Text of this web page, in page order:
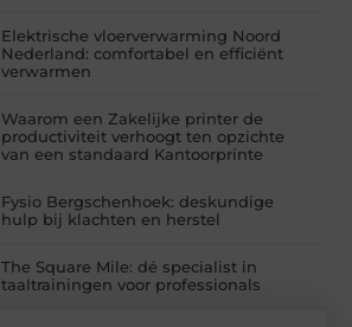
Elektrische vloerverwarming Noord
Nederland: comfortabel en efficiënt
verwarmen
Waarom een Zakelijke printer de
productiviteit verhoogt ten opzichte
van een standaard Kantoorprinte
Fysio Bergschenhoek: deskundige
hulp bij klachten en herstel
The Square Mile: dé specialist in
taaltrainingen voor professionals